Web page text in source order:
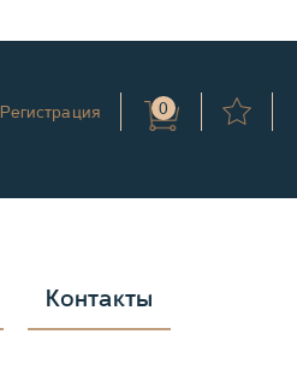
Регистрация 0
Контакты